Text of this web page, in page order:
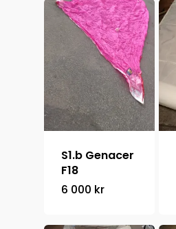
S1.b Genacer
F18
6 000 kr